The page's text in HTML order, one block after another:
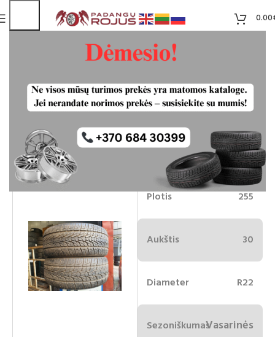
0.00
Lexani Roadian HP Padangos
255/30R22 95V M+S
45.00€ Liko 2
Plotis 255
Aukštis 30
Diameter R22
SezoniškumasVasarinės